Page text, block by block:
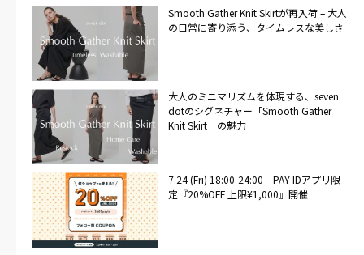
Smooth Gather Knit Skirtが再入荷 – 大人
の日常に寄り添う、タイムレスな美しさ
大人のミニマリズムを体現する、seven
dotのシグネチャー「Smooth Gather
Knit Skirt」の魅力
7.24 (Fri) 18:00-24:00 PAY IDアプリ限
定『20%OFF 上限¥1,000』開催